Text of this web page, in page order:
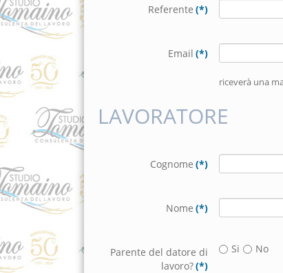
Referente (*)
Email (*)
riceverà una
LAVORATORE
Cognome (*)
Nome (*)
Parente del datore di
lavoro?(*)
Si No